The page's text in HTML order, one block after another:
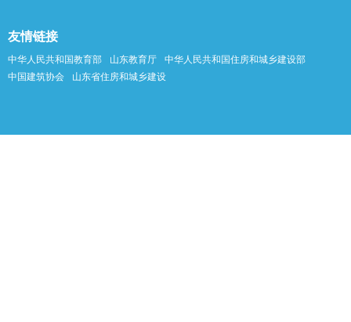
友情链接
中华人民共和国教育部 山东教育厅
中华人民共和国住房和城乡建设部
中国建筑协会
山东省住房和城乡建设